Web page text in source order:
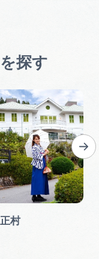
探す
村